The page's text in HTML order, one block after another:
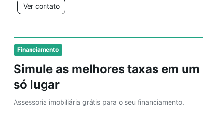
Financiamento
Simule as melhores taxas em um
só lugar
Assessoria imobiliária grátis para o seu financiamento.
Ver contato